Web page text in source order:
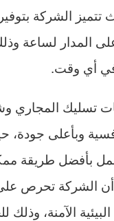
تتميز الشركة
المدار لساعة
في أي وقت.
تسليك المجاري
وبأعلى
بأفضل طريقة
أن الشركة تحرص
الآمنة،